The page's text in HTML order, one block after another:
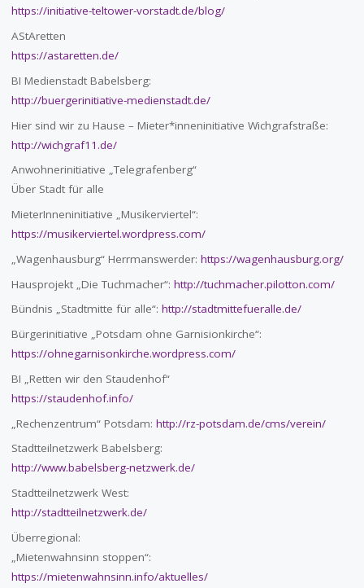
https://initiative-teltower-vorstadt.de/blog/
AStAretten
https://astaretten.de/
BI Medienstadt Babelsberg:
http://buergerinitiative-medienstadt.de/
Hier sind wir zu Hause – Mieter*inneninitiative Wichgrafstraße:
http://wichgraf11.de/
Anwohnerinitiative „Telegrafenberg“
Über Stadt für alle
MieterInneninitiative „Musikerviertel“:
https://musikerviertel.wordpress.com/
„Wagenhausburg“ Herrmanswerder: https://wagenhausburg.org/
Hausprojekt „Die Tuchmacher“: http://tuchmacher.pilotton.com/
Bündnis „Stadtmitte für alle“: http://stadtmittefueralle.de/
Bürgerinitiative „Potsdam ohne Garnisionkirche“:
https://ohnegarnisonkirche.wordpress.com/
BI „Retten wir den Staudenhof“
https://staudenhof.info/
„Rechenzentrum“ Potsdam: http://rz-potsdam.de/cms/verein/
Stadtteilnetzwerk Babelsberg:
http://www.babelsberg-netzwerk.de/
Stadtteilnetzwerk West:
http://stadtteilnetzwerk.de/
Überregional:
„Mietenwahnsinn stoppen“:
https://mietenwahnsinn.info/aktuelles/